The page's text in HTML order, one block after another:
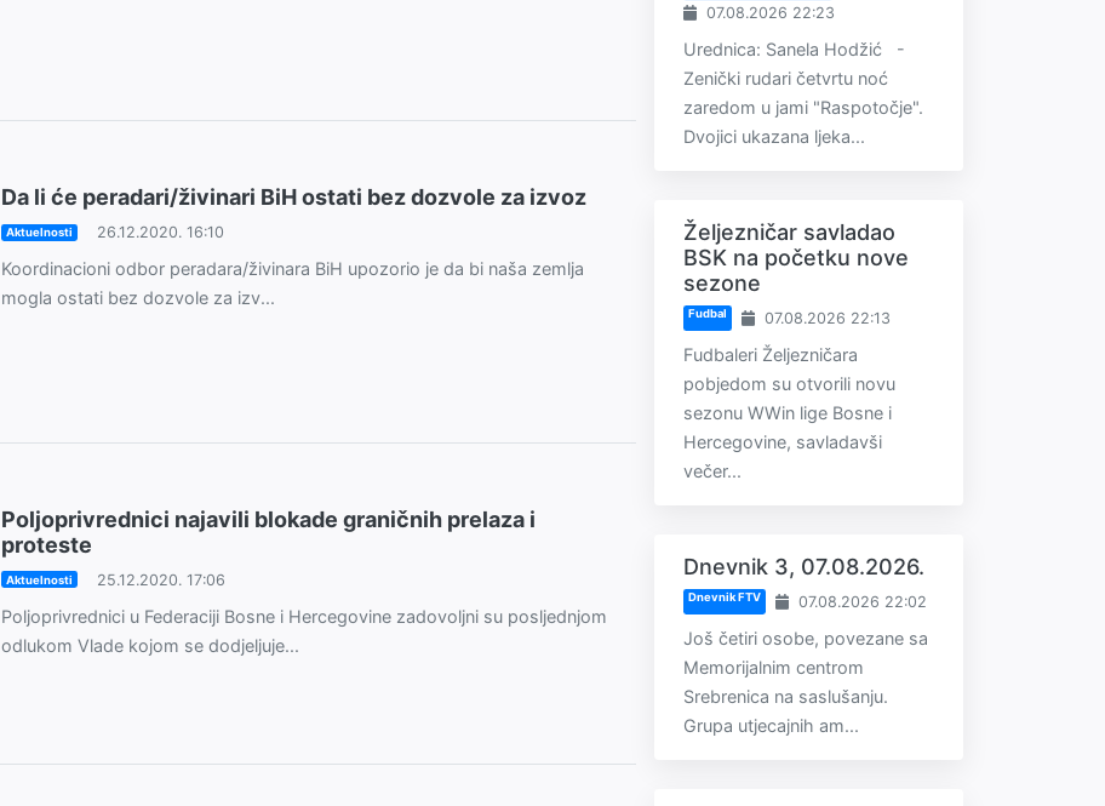
Da li će peradari/živinari BiH ostati bez dozvole za izvoz
Aktuelnosti 26.12.2020. 16:10
Koordinacioni odbor peradara/živinara BiH upozorio je da bi naša zemlja
mogla ostati bez dozvole za izv...
Poljoprivrednici najavili blokade graničnih prelaza i
proteste
Aktuelnosti 25.12.2020. 17:06
Poljoprivrednici u Federaciji Bosne i Hercegovine zadovoljni su posljednjom
odlukom Vlade kojom se dodjeljuje...
07.08.2026 22:23
Urednica: Sanela Hodžić -
Zenički rudari četvrtu noć
zaredom u jami "Raspotočje".
Dvojici ukazana ljeka...
Željezničar savladao
BSK na početku nove
sezone
Fudbal 07.08.2026 22:13
Fudbaleri Željezničara
pobjedom su otvorili novu
sezonu WWin lige Bosne i
Hercegovine, savladavši
večer...
Dnevnik 3, 07.08.2026.
Dnevnik FTV 07.08.2026 22:02
Još četiri osobe, povezane sa
Memorijalnim centrom
Srebrenica na saslušanju.
Grupa utjecajnih am...